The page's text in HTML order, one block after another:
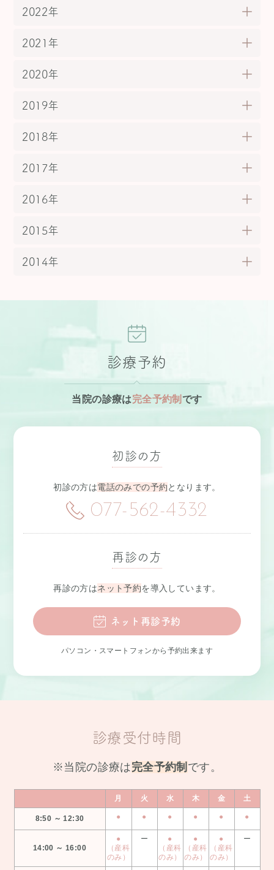
2022年
2021年
2020年
2019年
2018年
2017年
2016年
2015年
2014年
診療予約
当院の診療は完全予約制 です
初診の方
初診の方は電話のみでの予約となります。
077-562-4332
再診の方
再診の方はネット予約を導入しています。
ネット再診予約
パソコン・スマートフォンから予約出来ます
診療受付時間
※当院の診療は完全予約制 です。
月 火 水 木 金 土
8:50 ～ 12:30 ● ● ● ● ● ●
14:00 ～ 16:00
●
（産科
のみ）
ー
●
（産科
のみ）
●
（産科
のみ）
●
（産科
のみ）
ー